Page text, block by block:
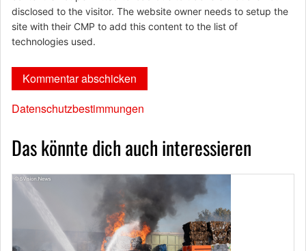
disclosed to the visitor. The website owner needs to setup the
site with their CMP to add this content to the list of
technologies used.
Datenschutzbestimmungen
Das könnte dich auch interessieren